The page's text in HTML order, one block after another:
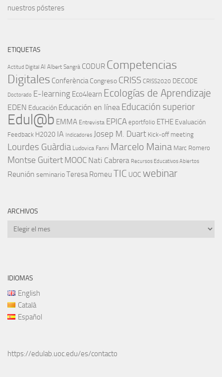
nuestros pósteres
ETIQUETAS
Actitud Digital AI Albert Sangrà CODUR Competencias
Digitales Conferència Congreso CRISS CRISS2020 DECODE
Doctorado E-learning Eco4learn Ecologías de Aprendizaje
EDEN Educación Educación en línea Educación superior
Edul@b EMMA Entrevista EPICA eportfolio ETHE Evaluación
Feedback H2020 IA Indicadores Josep M. Duart Kick-off meeting
Lourdes Guàrdia Ludovica Fanni Marcelo Maina Marc Romero
Montse Guitert MOOC Nati Cabrera Recursos Educativos Abiertos
Reunión seminarioTeresa Romeu TIC UOC webinar
ARCHIVOS
Archivos
IDIOMAS
English
Català
Español
https://edulab.uoc.edu/es/contacto